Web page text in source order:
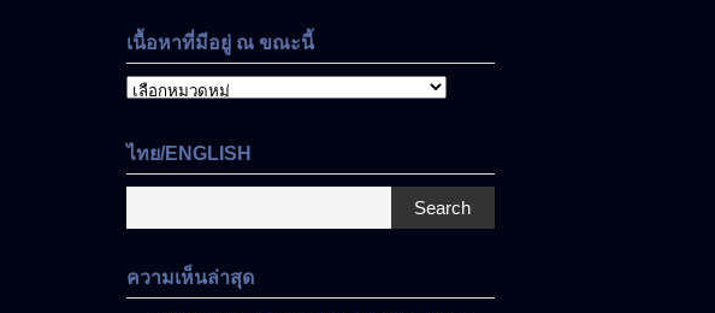
เนื้อหาที่มีอยู่ ณ ขณะนี้
เนื้อหา
มี
ไทย/ENGLISH
Search
ความเห็นล่าสุด